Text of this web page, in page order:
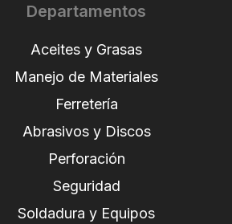
Departamentos
Aceites y Grasas
Manejo de Materiales
Ferretería
Abrasivos y Discos
Perforación
Seguridad
Soldadura y Equipos